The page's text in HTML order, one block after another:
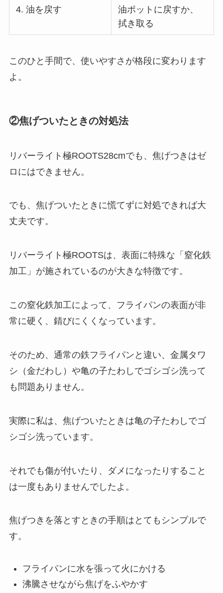
4. 油を戻す
油ポットに戻すか、
拭き取る
このひと手間で、使いやすさが格段に変わります
よ。
②焦げついたときの対処法
リバーライト極ROOTS28cmでも、焦げつきはゼ
ロにはできません。
でも、焦げついたときに慌てずに対処できれば大
丈夫です。
リバーライト極ROOTSは、表面に特殊な「窒化鉄
加工」が施されているのが大きな特徴です。
この窒化鉄加工によって、フライパンの表面が非
常に硬く、錆びにくくなっています。
そのため、通常の鉄フライパンと違い、金属タワ
シ（金だわし）や亀の子たわしでゴシゴシ洗って
も問題ありません。
実際に私は、焦げついたときは亀の子たわしでゴ
シゴシ洗っています。
それでも傷が付いたり、ダメになったりすること
は一度もありませんでしたよ。
焦げつきを落とすときの手順はとてもシンプルで
す。
フライパンに水を張って火にかける
沸騰させながら焦げをふやかす